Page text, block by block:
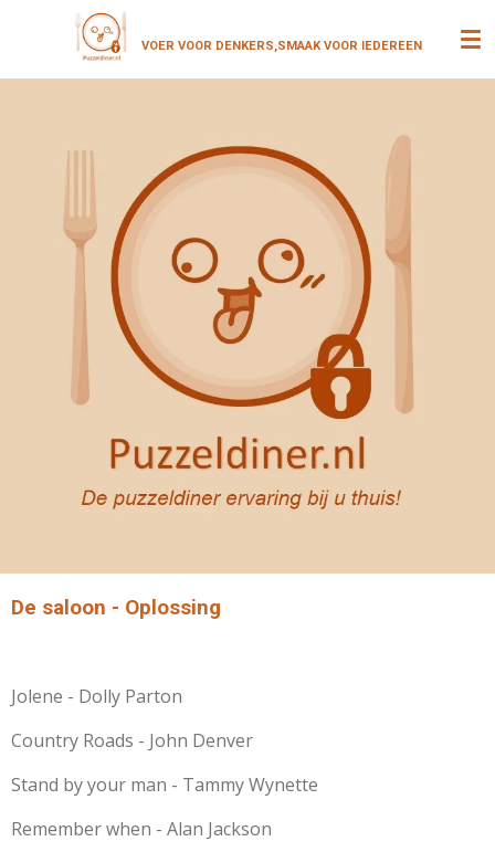
naar
VOER VOOR DENKERS,SMAAK VOOR IEDEREEN
De saloon - Oplossing
Jolene - Dolly Parton
Country Roads - John Denver
Stand by your man - Tammy Wynette
Remember when - Alan Jackson